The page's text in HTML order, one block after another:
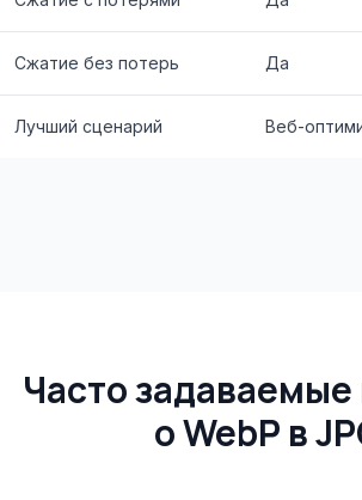
Сжатие без потерь Да
Лучший сценарий Веб-
Часто
о WebP в